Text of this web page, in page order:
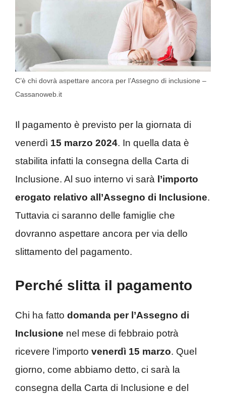
C’è chi dovrà aspettare ancora per l’Assegno di inclusione –
Cassanoweb.it
Il pagamento è previsto per la giornata di
venerdì 15 marzo 2024. In quella data è
stabilita infatti la consegna della Carta di
Inclusione. Al suo interno vi sarà l’importo
erogato relativo all’Assegno di Inclusione.
Tuttavia ci saranno delle famiglie che
dovranno aspettare ancora per via dello
slittamento del pagamento.
Perché slitta il pagamento
Chi ha fatto domanda per l’Assegno di
Inclusione nel mese di febbraio potrà
ricevere l’importo venerdì 15 marzo. Quel
giorno, come abbiamo detto, ci sarà la
consegna della Carta di Inclusione e del